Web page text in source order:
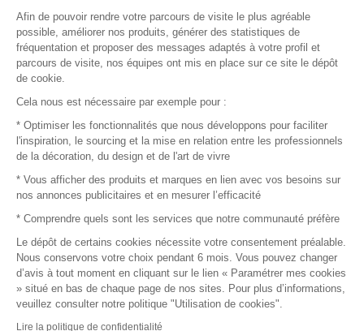
Plan du site
© 2016 –Organisation SAFI
Recrutement
Mentions légales
Conditions commerciales
Afin de pouvoir rendre votre parcours de visite le plus agréable
possible, améliorer nos produits, générer des statistiques de
fréquentation et proposer des messages adaptés à votre profil et
parcours de visite, nos équipes ont mis en place sur ce site le dépôt
de cookie.
Cela nous est nécessaire par exemple pour :
* Optimiser les fonctionnalités que nous développons pour faciliter
l'inspiration, le sourcing et la mise en relation entre les professionnels
de la décoration, du design et de l'art de vivre
* Vous afficher des produits et marques en lien avec vos besoins sur
nos annonces publicitaires et en mesurer l’efficacité
* Comprendre quels sont les services que notre communauté préfère
Le dépôt de certains cookies nécessite votre consentement préalable.
Nous conservons votre choix pendant 6 mois. Vous pouvez changer
d’avis à tout moment en cliquant sur le lien « Paramétrer mes cookies
» situé en bas de chaque page de nos sites. Pour plus d’informations,
veuillez consulter notre politique "Utilisation de cookies".
Lire la politique de confidentialité